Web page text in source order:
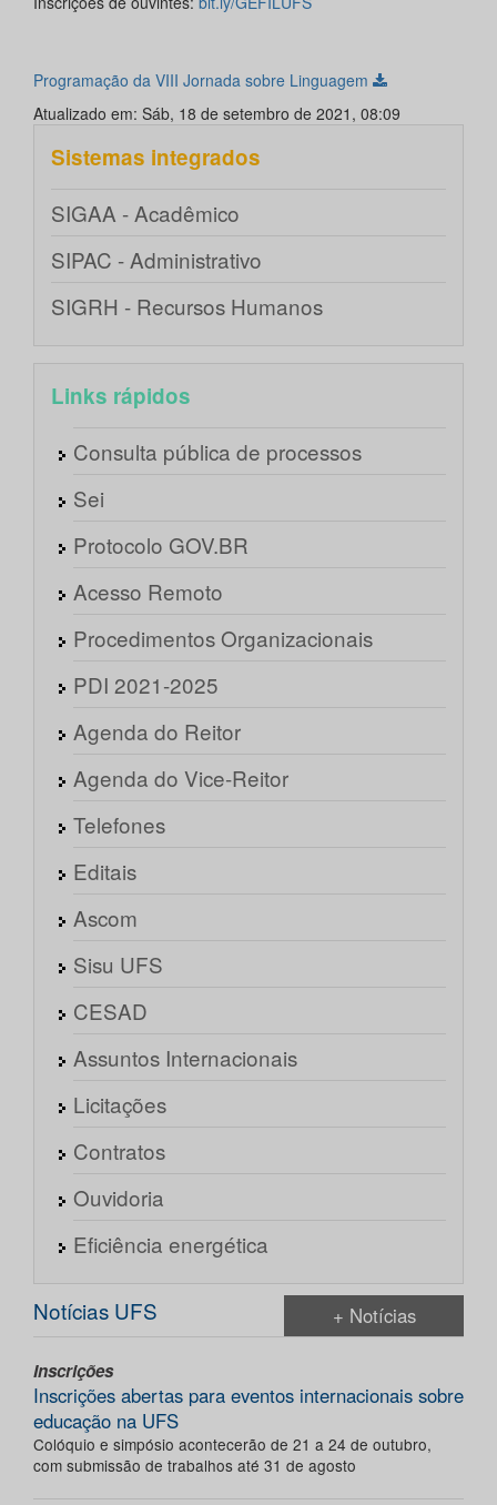
Programação da VIII Jornada sobre Linguagem
Atualizado em: Sáb, 18 de setembro de 2021, 08:09
Sistemas integrados
SIGAA - Acadêmico
SIPAC - Administrativo
SIGRH - Recursos Humanos
Links rápidos
Consulta pública de processos
Sei
Protocolo GOV.BR
Acesso Remoto
Procedimentos Organizacionais
PDI 2021-2025
Agenda do Reitor
Agenda do Vice-Reitor
Telefones
Editais
Ascom
Sisu UFS
CESAD
Assuntos Internacionais
Licitações
Contratos
Ouvidoria
Eficiência energética
Notícias UFS + Notícias
Inscrições
Inscrições abertas para eventos internacionais sobre
educação na UFS
Colóquio e simpósio acontecerão de 21 a 24 de outubro,
com submissão de trabalhos até 31 de agosto